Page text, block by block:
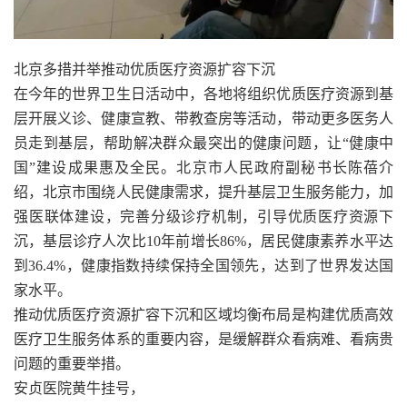
北京多措并举推动优质医疗资源扩容下沉
在今年的世界卫生日活动中，各地将组织优质医疗资源到基
层开展义诊、健康宣教、带教查房等活动，带动更多医务人
员走到基层，帮助解决群众最突出的健康问题，让“健康中
国”建设成果惠及全民。北京市人民政府副秘书长陈蓓介
绍，北京市围绕人民健康需求，提升基层卫生服务能力，加
强医联体建设，完善分级诊疗机制，引导优质医疗资源下
沉，基层诊疗人次比10年前增长86%，居民健康素养水平达
到36.4%，健康指数持续保持全国领先，达到了世界发达国
家水平。
推动优质医疗资源扩容下沉和区域均衡布局是构建优质高效
医疗卫生服务体系的重要内容，是缓解群众看病难、看病贵
问题的重要举措。
安贞医院黄牛挂号，